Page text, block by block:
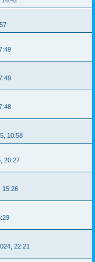
10:58
20:27
15:26
22:21